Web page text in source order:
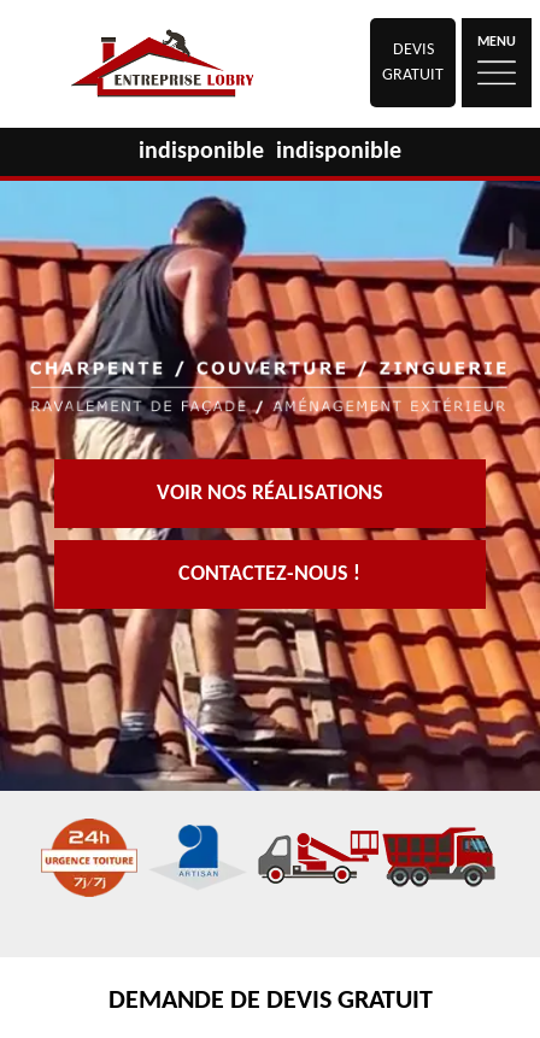
DEVIS
GRATUIT
MENU
indisponible indisponible
VOIR NOS RÉALISATIONS
CONTACTEZ-NOUS !
DEMANDE DE DEVIS GRATUIT